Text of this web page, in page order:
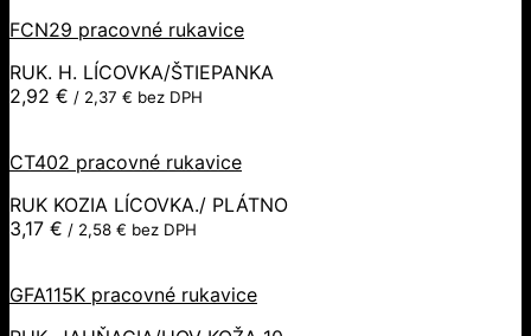
FCN29 pracovné rukavice
RUK. H. LÍCOVKA/ŠTIEPANKA
2,92 € / 2,37 € bez DPH
CT402 pracovné rukavice
RUK KOZIA LÍCOVKA./ PLÁTNO
3,17 € / 2,58 € bez DPH
GFA115K pracovné rukavice